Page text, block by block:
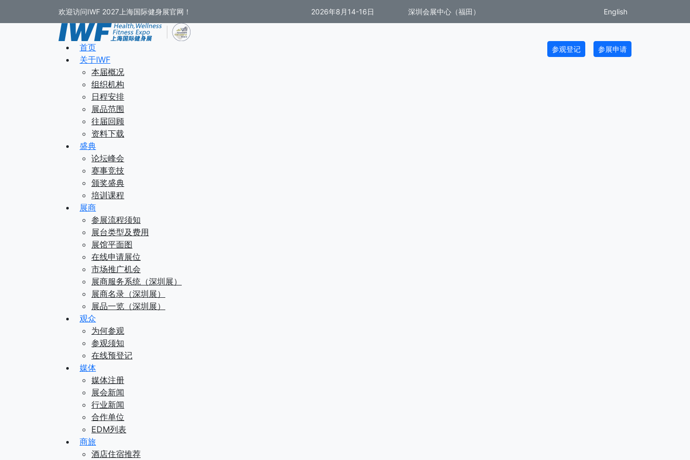
欢迎访问IWF 2027上海国际健身展官网！ 2026年8月14-16日 深圳会展中心（福田） English
参观登记 参展申请
首页
关于IWF
本届概况
组织机构
日程安排
展品范围
往届回顾
资料下载
盛典
论坛峰会
赛事竞技
颁奖盛典
培训课程
展商
参展流程须知
展台类型及费用
展馆平面图
在线申请展位
市场推广机会
展商服务系统（深圳展）
展商名录（深圳展）
展品一览（深圳展）
观众
为何参观
参观须知
在线预登记
媒体
媒体注册
展会新闻
行业新闻
合作单位
EDM列表
商旅
酒店住宿推荐